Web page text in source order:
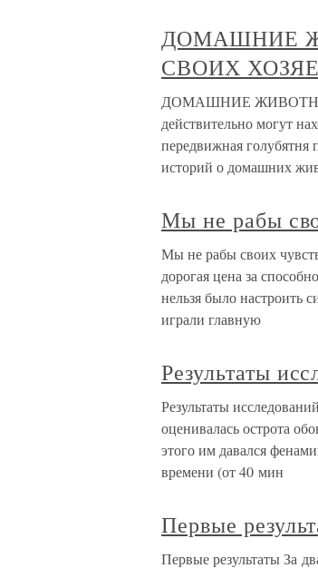
ДОМАШНИЕ
СВОИХ
ДОМАШНИЕ
действительно могут
передвижная голубятня
историй о домашних
Мы не рабы
Мы не рабы своих
дорогая цена за
нельзя было настроить
играли главную
Результаты
Результаты
оценивалась острота
этого им давался
времени (от 40 мин
Первые
Первые результаты За